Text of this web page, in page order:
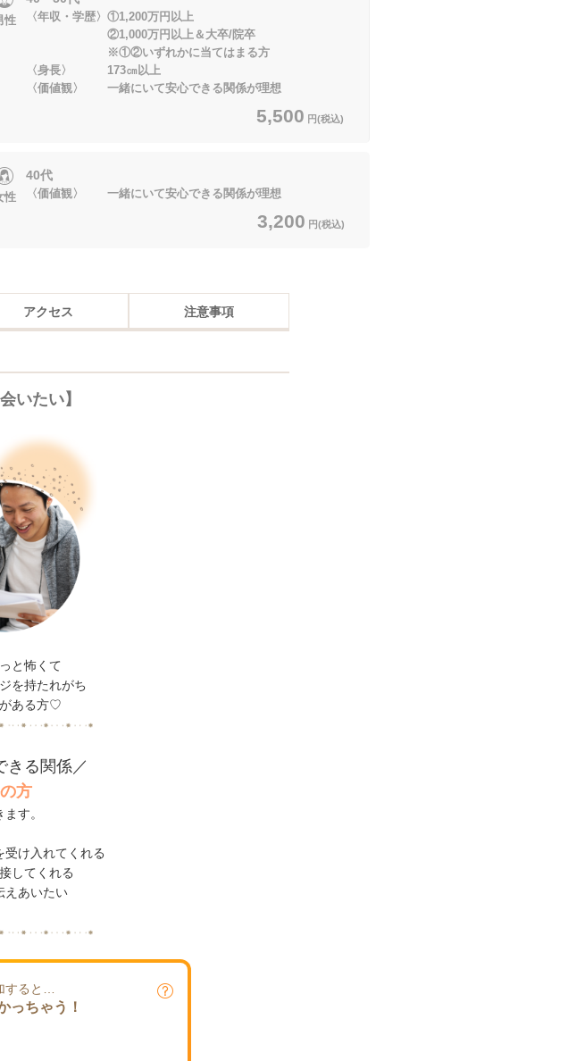
性
〈年収・学歴〉①1,200万円以上
②1,000万円以上＆大卒/院卒
※①②いずれかに当てはまる方
〈身長〉 173㎝以上
〈価値観〉 一緒にいて安心できる関係が理想
5,500 円(税込)
性
40代
〈価値観〉 一緒にいて安心できる関係が理想
3,200 円(税込)
アクセス 注意事項
いたい】
と怖くて
を持たれがち
ある方♡
きる関係／
方
す。
受け入れてくれる
してくれる
えあいたい
すると…
っちゃう！